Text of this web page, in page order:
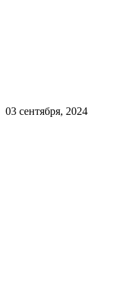
03 сентября, 2024